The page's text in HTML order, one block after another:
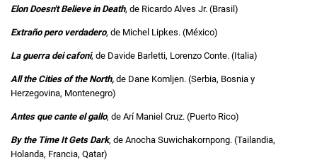
Elon Doesn't Believe in Death, de Ricardo Alves Jr. (Brasil)
Extraño pero verdadero, de Michel Lipkes. (México)
La guerra dei cafoni, de Davide Barletti, Lorenzo Conte. (Italia)
All the Cities of the North, de Dane Komljen. (Serbia, Bosnia y
Herzegovina, Montenegro)
Antes que cante el gallo, de Arí Maniel Cruz. (Puerto Rico)
By the Time It Gets Dark, de Anocha Suwichakornpong. (Tailandia,
Holanda, Francia, Qatar)